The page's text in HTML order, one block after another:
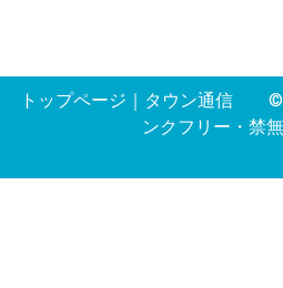
トップページ ｜ タウン通信©株
ンクフリー・禁無